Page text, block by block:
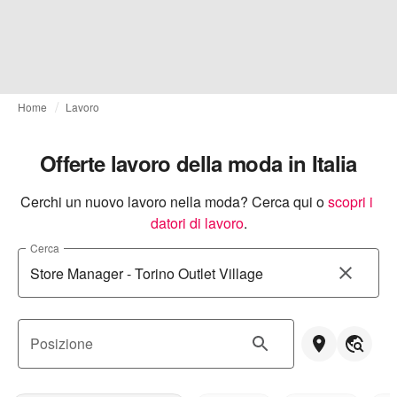
Home Lavoro
Offerte lavoro della moda in Italia
Cerchi un nuovo lavoro nella moda? Cerca qui oscopri i
datori di lavoro.
Cerca
Posizione